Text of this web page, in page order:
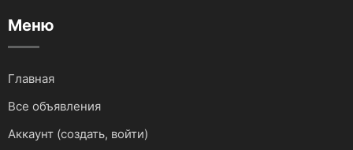
Для мототехники
Меню
Главная
Все объявления
Аккаунт (создать, войти)